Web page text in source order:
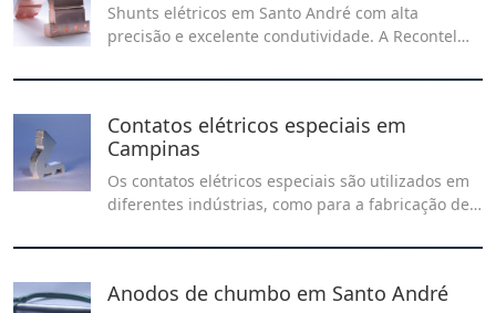
Shunts elétricos em Santo André com alta
precisão e excelente condutividade. A Recontel
corrente em sistemas industriais, garantindo
operacional.
Contatos elétricos especiais em
Campinas
Os contatos elétricos especiais são utilizados em
diferentes indústrias, como para a fabricação de
outros.
Anodos de chumbo em Santo André